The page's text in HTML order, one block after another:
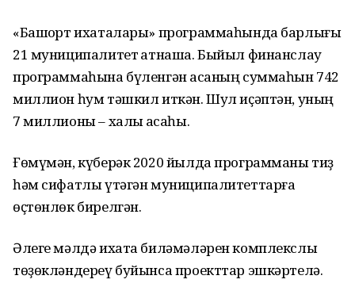
«Башҡорт ихаталары» программаһында барлығы
21 муниципалитет ҡатнаша. Быйыл финанслау
программаһына бүленгән аҡсаның суммаһын 742
миллион һум тәшкил иткән. Шул иҫәптән, уның
7 миллионы – халыҡ аҡсаһы.
Ғөмүмән, күберәк 2020 йылда программаны тиҙ
һәм сифатлы үтәгән муниципалитеттарға
өҫтөнлөк бирелгән.
Әлеге мәлдә ихата биләмәләрен комплекслы
төҙөкләндереү буйынса проекттар эшкәртелә.